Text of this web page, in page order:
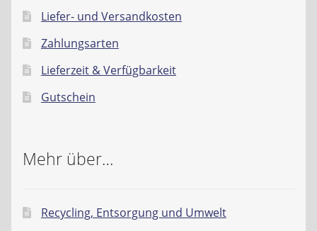
Liefer- und Versandkosten
Zahlungsarten
Lieferzeit & Verfügbarkeit
Gutschein
Mehr über…
Recycling, Entsorgung und Umwelt